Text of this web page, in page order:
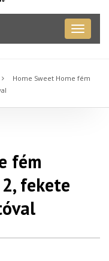
Metal
Dekor
Home Sweet Home fém
fém
fekete